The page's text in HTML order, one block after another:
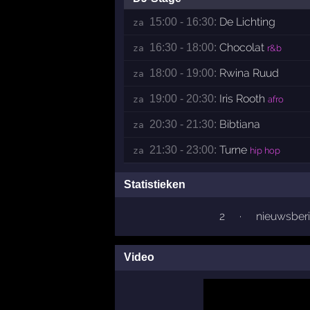
za 15:00 - 16:30: De Lichting
za 16:30 - 18:00: Chocolat r&b
za 18:00 - 19:00: Rwina Ruud
za 19:00 - 20:30: Iris Rooth afro
za 20:30 - 21:30: Bibtiana
za 21:30 - 23:00: Turne hip hop
Statistieken
2 ·
Video